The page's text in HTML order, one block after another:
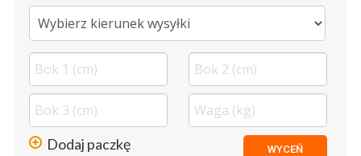
Dodaj paczkę WYCEŃ